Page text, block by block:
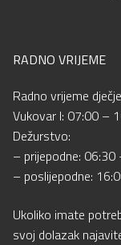
RADNO VRIJEME
Radno vrijeme
Vukovar I: 07:00 –
Dežurstvo:
– prijepodne:
– poslijepodne:
Ukoliko imate
svoj dolazak